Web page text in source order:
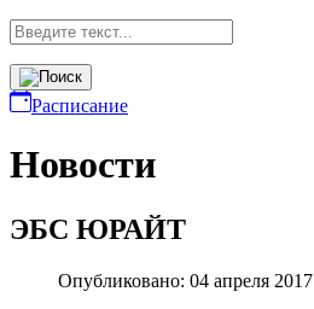
Расписание
Новости
ЭБС ЮРАЙТ
Опубликовано: 04 апреля 2017